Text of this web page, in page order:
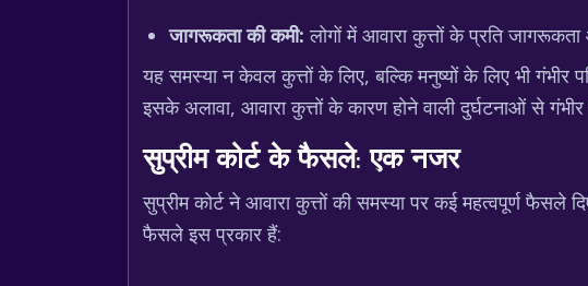
जागरूकता की कमी: लोगों में आवारा कुत्तों के प्रति
यह समस्या न केवल कुत्तों के लिए, बल्कि मनुष्यों के लिए भी गंभीर
इसके अलावा, आवारा कुत्तों के कारण होने वाली दुर्घटनाओं से
सुप्रीम कोर्ट के फैसले: एक नजर
सुप्रीम कोर्ट ने आवारा कुत्तों की समस्या पर कई महत्वपूर्ण
फैसले इस प्रकार हैं: